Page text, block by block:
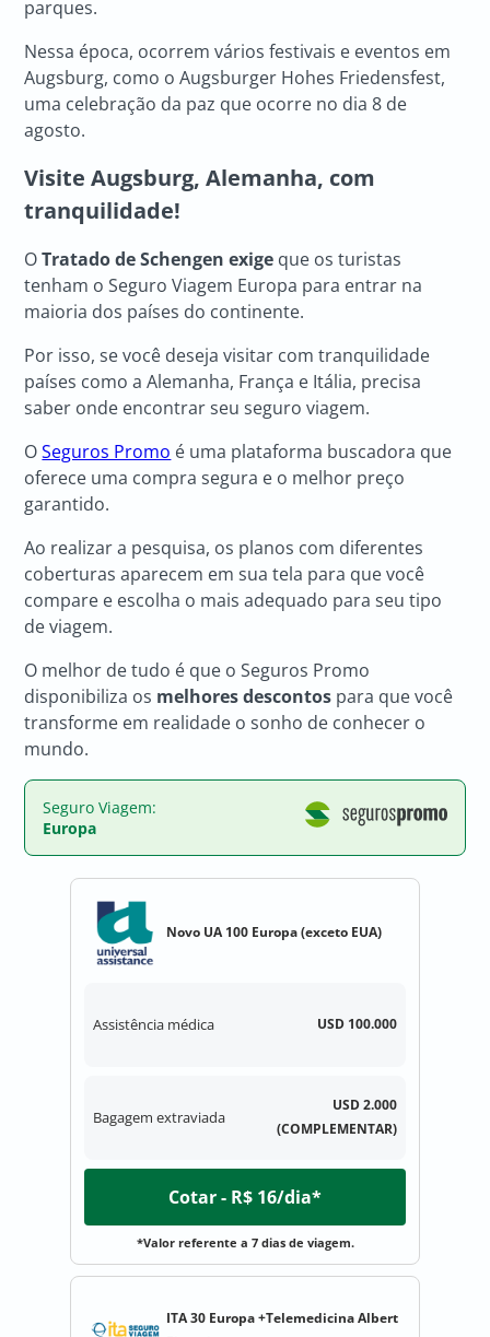
parques.
Nessa época, ocorrem vários festivais e eventos em
Augsburg, como o Augsburger Hohes Friedensfest,
uma celebração da paz que ocorre no dia 8 de
agosto.
Visite Augsburg, Alemanha, com
tranquilidade!
OTratado de Schengen exige que os turistas
tenham o Seguro Viagem Europa para entrar na
maioria dos países do continente.
Por isso, se você deseja visitar com tranquilidade
países como a Alemanha, França e Itália, precisa
saber onde encontrar seu seguro viagem.
OSeguros Promo é uma plataforma buscadora que
oferece uma compra segura e o melhor preço
garantido.
Ao realizar a pesquisa, os planos com diferentes
coberturas aparecem em sua tela para que você
compare e escolha o mais adequado para seu tipo
de viagem.
O melhor de tudo é que o Seguros Promo
disponibiliza os melhores descontos para que você
transforme em realidade o sonho de conhecer o
mundo.
Seguro Viagem:
Europa
Novo UA 100 Europa (exceto EUA)
Assistência médica USD 100.000
Bagagem extraviada
USD 2.000
(COMPLEMENTAR)
Cotar - R$ 16/dia*
*Valor referente a 7 dias de viagem.
ITA 30 Europa +Telemedicina Albert